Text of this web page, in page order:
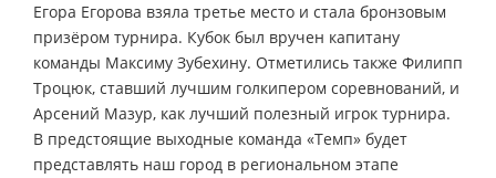
Егора Егорова взяла третье место и стала бронзовым
призёром турнира. Кубок был вручен капитану
команды Максиму Зубехину. Отметились также Филипп
Троцюк, ставший лучшим голкипером соревнований, и
Арсений Мазур, как лучший полезный игрок турнира.
В предстоящие выходные команда «Темп» будет
представлять наш город в региональном этапе